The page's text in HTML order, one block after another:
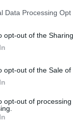
Data Processing Opt
opt-out of the
opt-out of the Sale of
opt-out of
να
και
από τη
και ο